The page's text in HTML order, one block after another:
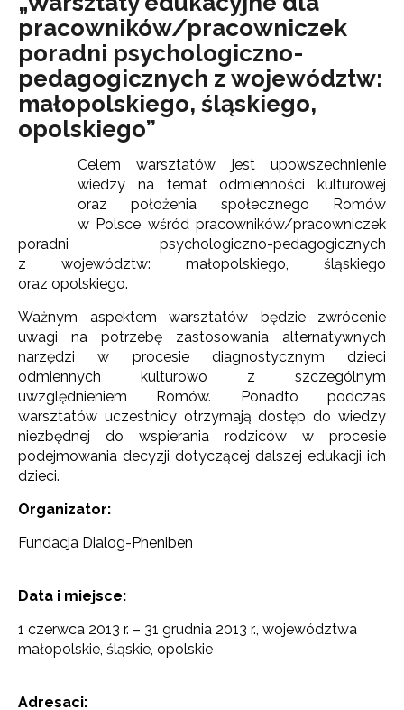
pracowników/pracowniczek
poradni psychologiczno-
pedagogicznych z województw:
małopolskiego, śląskiego,
opolskiego”
Celem warsztatów jest upowszechnienie
wiedzy na temat odmienności kulturowej
oraz położenia społecznego Romów
w Polsce wśród pracowników/pracowniczek
poradni psychologiczno-pedagogicznych
z województw: małopolskiego, śląskiego
oraz opolskiego.
Ważnym aspektem warsztatów będzie zwrócenie
uwagi na potrzebę zastosowania alternatywnych
narzędzi w procesie diagnostycznym dzieci
odmiennych kulturowo z szczególnym
uwzględnieniem Romów. Ponadto podczas
warsztatów uczestnicy otrzymają dostęp do wiedzy
niezbędnej do wspierania rodziców w procesie
podejmowania decyzji dotyczącej dalszej edukacji ich
dzieci.
Organizator:
Fundacja Dialog-Pheniben
Data i miejsce:
1 czerwca 2013 r. – 31 grudnia 2013 r., województwa
małopolskie, śląskie, opolskie
Adresaci: